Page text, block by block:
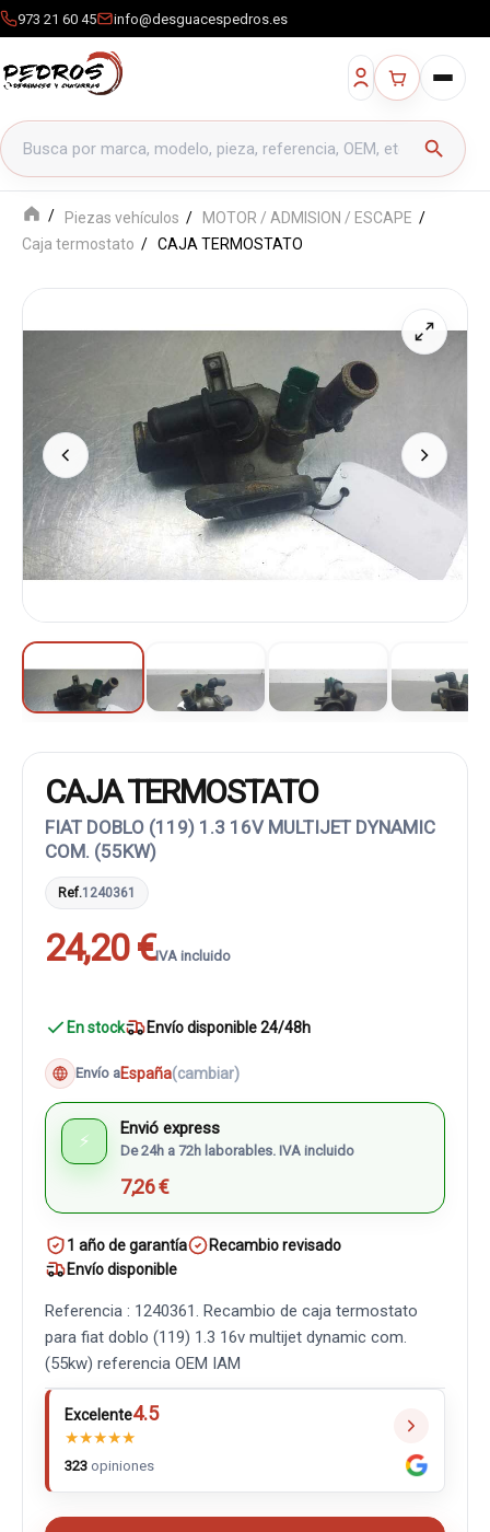
973 21 60 45 info@desguacespedros.es
Buscar productos
search
Piezas vehículos
MOTOR / ADMISION / ESCAPE
Caja termostato
CAJA TERMOSTATO
CAJA TERMOSTATO
FIAT DOBLO (119) 1.3 16V MULTIJET DYNAMIC
COM. (55KW)
Ref.1240361
24,20 €IVA incluido
En stock Envío disponible 24/48h
Envío aEspaña(cambiar)
⚡
Envió express
De 24h a 72h laborables. IVA incluido
7,26 €
1 año de garantía
Recambio revisado
Envío disponible
Referencia : 1240361. Recambio de caja termostato
para fiat doblo (119) 1.3 16v multijet dynamic com.
(55kw) referencia OEM IAM
Excelente4.5
★★★★★
323 opiniones